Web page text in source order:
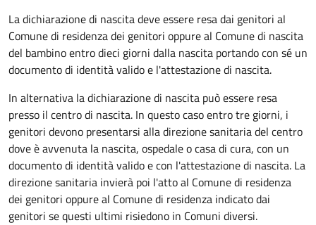
La dichiarazione di nascita deve essere resa dai genitori al
Comune di residenza dei genitori oppure al Comune di nascita
del bambino entro dieci giorni dalla nascita portando con sé un
documento di identità valido e l'attestazione di nascita.
In alternativa la dichiarazione di nascita può essere resa
presso il centro di nascita. In questo caso entro tre giorni, i
genitori devono presentarsi alla direzione sanitaria del centro
dove è avvenuta la nascita, ospedale o casa di cura, con un
documento di identità valido e con l'attestazione di nascita. La
direzione sanitaria invierà poi l'atto al Comune di residenza
dei genitori oppure al Comune di residenza indicato dai
genitori se questi ultimi risiedono in Comuni diversi.